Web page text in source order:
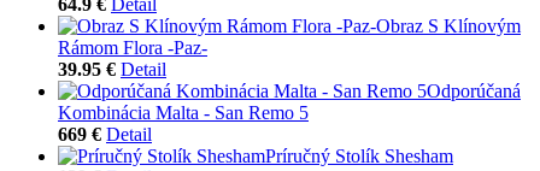
Obraz S Klínovým
Rámom Flora -Paz-
39.95 € Detail
Odporúčaná
Kombinácia Malta - San Remo 5
669 € Detail
Príručný Stolík Shesham